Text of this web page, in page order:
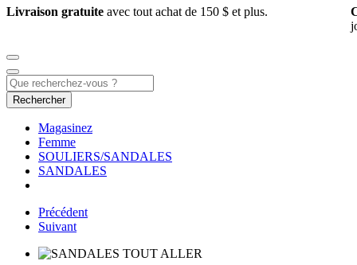
Livraison gratuite avec tout achat de 150 $ et plus.
Rechercher
Magasinez
Femme
SOULIERS/SANDALES
SANDALES
Précédent
Suivant